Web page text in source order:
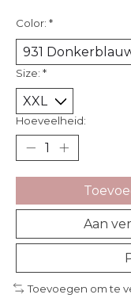
Color: *
Size: *
Hoeveelheid:
Aan
Toevoegen om te